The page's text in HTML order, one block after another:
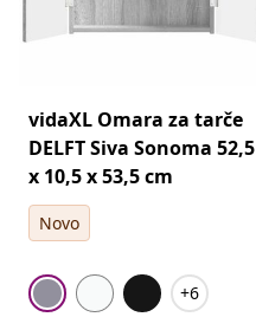
vidaXL Omara za tarče
DELFT Siva Sonoma 52,5
x 10,5 x 53,5 cm
Novo
+6